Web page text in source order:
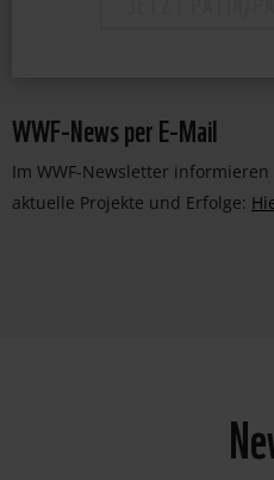
WWF-News per E-Mail
Im WWF-Newsletter
aktuelle Projekte und Erfolge: